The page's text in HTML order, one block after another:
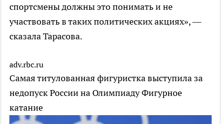
спортсмены должны это понимать и не
участвовать в таких политических акциях», —
сказала Тарасова.
adv.rbc.ru
Самая титулованная фигуристка выступила за
недопуск России на ОлимпиадуФигурное
катание